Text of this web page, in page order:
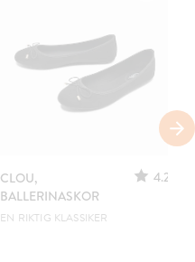
CLOU,
BALLERINASKOR
4.2
EN RIKTIG KLASSIKER